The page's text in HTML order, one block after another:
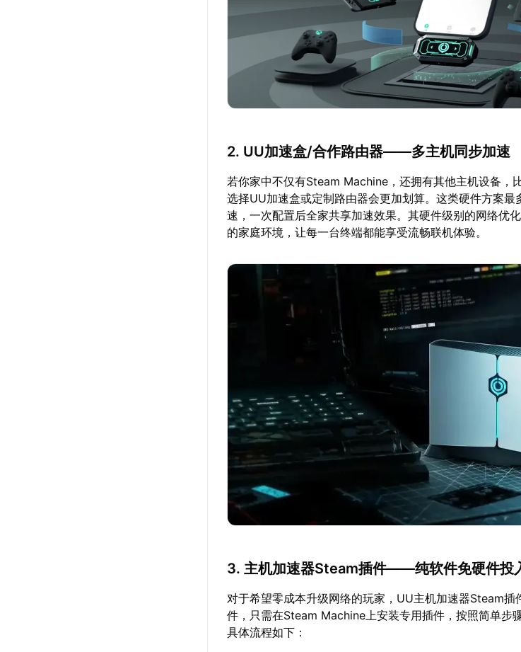
2. UU加速盒/合作路由器——多主机同步加速
若你家中不仅有Steam Machine，还拥有其他主机设备，
选择UU加速盒或定制路由器会更加划算。这类硬件方案最
速，一次配置后全家共享加速效果。其硬件级别的网络优
的家庭环境，让每一台终端都能享受流畅联机体验。
3. 主机加速器Steam插件——纯软件免硬件投
对于希望零成本升级网络的玩家，UU主机加速器Steam插
件，只需在Steam Machine上安装专用插件，按照简单步
具体流程如下：